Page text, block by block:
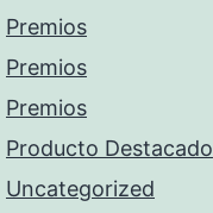
Premios
Premios
Premios
Producto Destacado
Uncategorized